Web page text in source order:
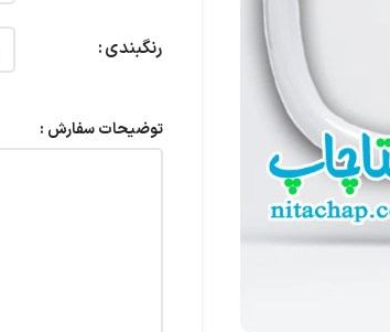
رنگبندی
توضیحات سفارش :